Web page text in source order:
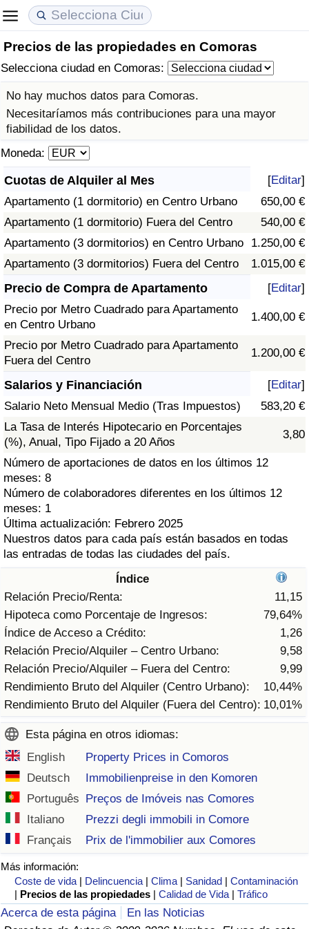
Precios de las propiedades en Comoras
Selecciona ciudad en Comoras:
No hay muchos datos para Comoras.
Necesitaríamos más contribuciones para una mayor
fiabilidad de los datos.
Moneda:
Cuotas de Alquiler al Mes [Editar]
Apartamento (1 dormitorio) en Centro Urbano
650,00 €
Apartamento (1 dormitorio) Fuera del Centro
540,00 €
Apartamento (3 dormitorios) en Centro Urbano
1.250,00 €
Apartamento (3 dormitorios) Fuera del Centro
1.015,00 €
Precio de Compra de Apartamento [Editar]
Precio por Metro Cuadrado para Apartamento
en Centro Urbano
1.400,00 €
Precio por Metro Cuadrado para Apartamento
Fuera del Centro
1.200,00 €
Salarios y Financiación [Editar]
Salario Neto Mensual Medio (Tras Impuestos)
583,20 €
La Tasa de Interés Hipotecario en Porcentajes
(%), Anual, Tipo Fijado a 20 Años
3,80
Número de aportaciones de datos en los últimos 12
meses: 8
Número de colaboradores diferentes en los últimos 12
meses: 1
Última actualización: Febrero 2025
Nuestros datos para cada país están basados en todas
las entradas de todas las ciudades del país.
Índice
Relación Precio/Renta:
11,15
Hipoteca como Porcentaje de Ingresos:
79,64%
Índice de Acceso a Crédito:
1,26
Relación Precio/Alquiler – Centro Urbano:
9,58
Relación Precio/Alquiler – Fuera del Centro:
9,99
Rendimiento Bruto del Alquiler (Centro Urbano):
10,44%
Rendimiento Bruto del Alquiler (Fuera del Centro): 10,01%
Esta página en otros idiomas:
English
Property Prices in Comoros
Deutsch
Immobilienpreise in den Komoren
Português
Preços de Imóveis nas Comores
Italiano
Prezzi degli immobili in Comore
Français
Prix de l'immobilier aux Comores
Más información:
Coste de vida | Delincuencia |Clima | Sanidad |Contaminación
| Precios de las propiedades |Calidad de Vida |Tráfico
Acerca de esta página
En las Noticias
Coste de vida
Índice de Costo de Vida
Índice de costo de vida por país
Precios de las propiedades
Índice de Precios de Inmuebles
Índice de Precios de Inmuebles por País
Calidad de Vida
Índice de Calidad de Vida (Actual)
Índice de calidad de vida por país
Calificación del Índice de Criminalidad
(Actual)
Índice de Criminalidad
Índice de criminalidad por país
Sanidad
Índice de Sanidad (Actual)
Índice de Sanidad
Índice de Sanidad por País
Contaminación
Índice de Contaminación (Actual)
Índice de contaminación
Índice de Contaminación por País
Tráfico
Índice de Tráfico
Índice de Tráfico (Actual)
Índice de Tráfico por País